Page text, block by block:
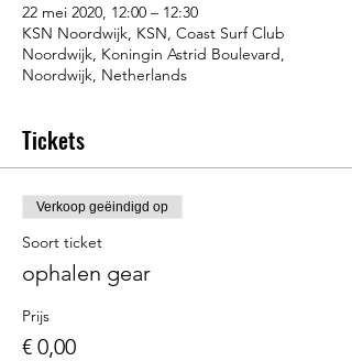
22 mei 2020, 12:00 – 12:30
KSN Noordwijk, KSN, Coast Surf Club
Noordwijk, Koningin Astrid Boulevard,
Noordwijk, Netherlands
Tickets
Verkoop geëindigd op
Soort ticket
ophalen gear
Prijs
€ 0,00